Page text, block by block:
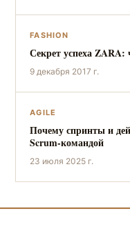
FASHION
Секрет успеха ZARA:
9 декабря 2017 г.
AGILE
Почему спринты и
Scrum-командой
23 июля 2025 г.